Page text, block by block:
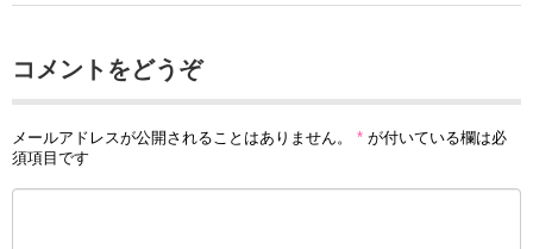
コメントをどうぞ
メールアドレスが公開されることはありません。 * が付いている欄は必
須項目です